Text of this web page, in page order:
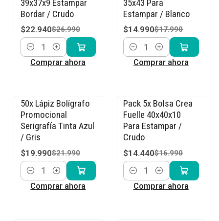
39x37x9 Estampar
Bordar / Crudo
$22.940$26.990
Cantidad
Comprar ahora
35x43 Para
Estampar / Blanco
$14.990$17.990
Cantidad
Comprar ahora
-9% OFF
50x Lápiz Bolígrafo
Promocional
Serigrafía Tinta Azul
/ Gris
$19.990$21.990
Cantidad
Comprar ahora
-15% OFF
Pack 5x Bolsa Crea
Fuelle 40x40x10
Para Estampar /
Crudo
$14.440$16.990
Cantidad
Comprar ahora